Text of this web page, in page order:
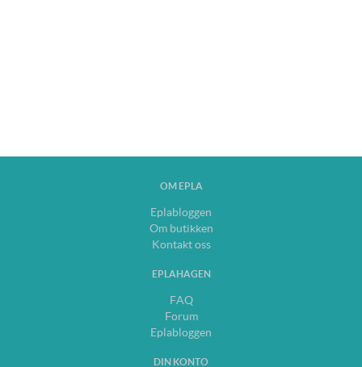
OM EPLA
Eplabloggen
Om butikken
Kontakt oss
EPLAHAGEN
FAQ
Forum
Eplabloggen
DIN KONTO